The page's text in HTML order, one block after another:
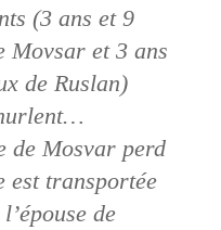
(3 ans et 9
Movsar et 3 ans
de Ruslan)
de Mosvar perd
est transportée
de